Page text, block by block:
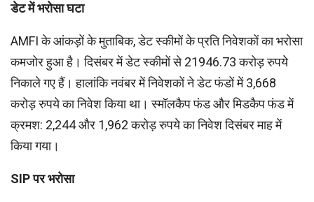
डेट में भरोसा घटा
AMFI के आंकड़ों के मुताबिक, डेट स्कीमों के प्रति निवेशकों का भरोसा
कमजोर हुआ है। दिसंबर में डेट स्कीमों से 21946.73 करोड़ रुपये
निकाले गए हैं। हालांकि नवंबर में निवेशकों ने डेट फंडों में 3,668
करोड़ रुपये का निवेश किया था। स्मॉलकैप फंड और मिडकैप फंड में
क्रमश: 2,244 और 1,962 करोड़ रुपये का निवेश दिसंबर माह में
किया गया।
SIPपर भरोसा